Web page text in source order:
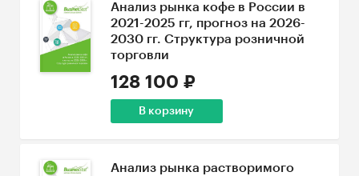
Анализ рынка кофе в России в
2021-2025 гг, прогноз на 2026-
2030 гг. Структура розничной
торговли
128 100 ₽
В корзину
Анализ рынка растворимого